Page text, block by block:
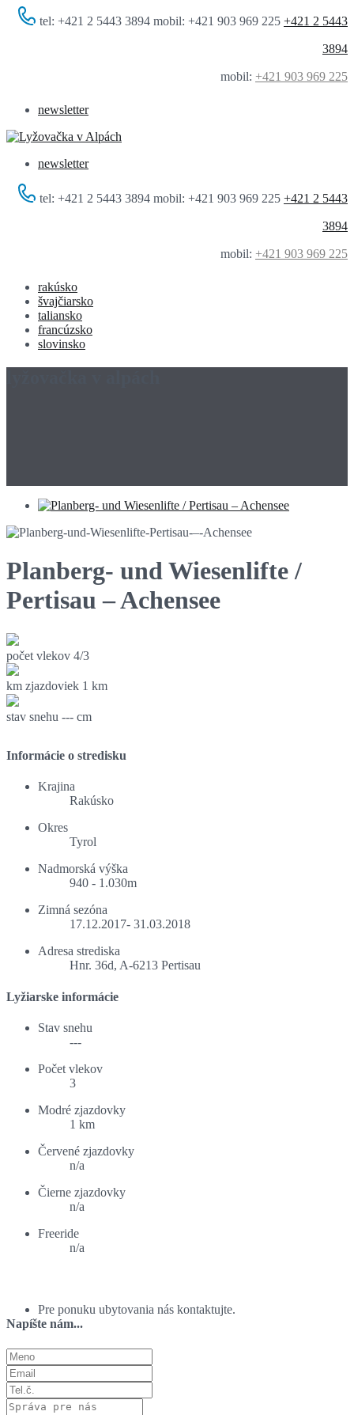
tel: +421 2 5443 3894 mobil: +421 903 969 225 +421 2 5443
3894
mobil: +421 903 969 225
newsletter
newsletter
tel: +421 2 5443 3894 mobil: +421 903 969 225 +421 2 5443
3894
mobil: +421 903 969 225
rakúsko
švajčiarsko
taliansko
francúzsko
slovinsko
Planberg- und Wiesenlifte /
Pertisau – Achensee
počet vlekov 4/3
km zjazdoviek 1 km
stav snehu --- cm
Informácie o stredisku
Krajina
Rakúsko
Okres
Tyrol
Nadmorská výška
940 - 1.030m
Zimná sezóna
17.12.2017- 31.03.2018
Adresa strediska
Hnr. 36d, A-6213 Pertisau
Lyžiarske informácie
Stav snehu
---
Počet vlekov
3
Modré zjazdovky
1 km
Červené zjazdovky
n/a
Čierne zjazdovky
n/a
Freeride
n/a
Pre ponuku ubytovania nás kontaktujte.
Napíšte nám...